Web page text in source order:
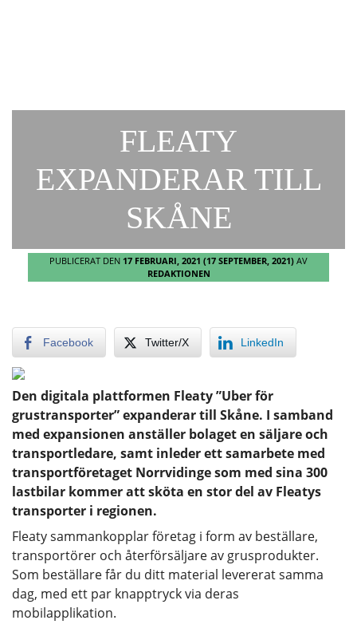
FLEATY
EXPANDERAR TILL
SKÅNE
PUBLICERAT DEN 17 FEBRUARI, 2021 (17 SEPTEMBER, 2021) AV
REDAKTIONEN
Facebook Twitter/X LinkedIn
Den digitala plattformen Fleaty ”Uber för
grustransporter” expanderar till Skåne. I samband
med expansionen anställer bolaget en säljare och
transportledare, samt inleder ett samarbete med
transportföretaget Norrvidinge som med sina 300
lastbilar kommer att sköta en stor del av Fleatys
transporter i regionen.
Fleaty sammankopplar företag i form av beställare,
transportörer och återförsäljare av grusprodukter.
Som beställare får du ditt material levererat samma
dag, med ett par knapptryck via deras
mobilapplikation.